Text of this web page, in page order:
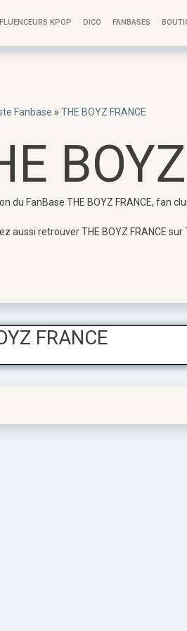
KPOP DICO FANBASES
Fanbase » THE BOYZ FRANCE
du FanBase THE BOYZ FRANCE, fan
aussi retrouver THE BOYZ FRANCE
FRANCE